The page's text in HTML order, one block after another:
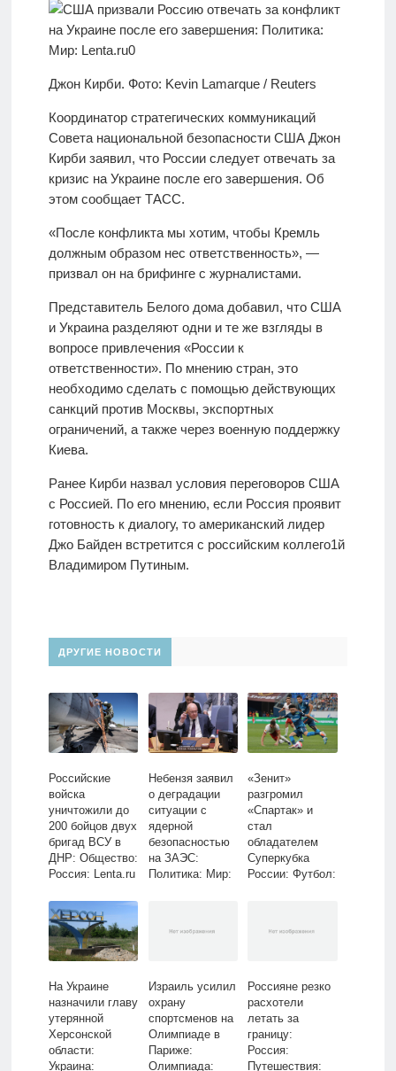
слабовидящих
Джон Кирби. Фото: Kevin Lamarque / Reuters
Координатор стратегических коммуникаций
Совета национальной безопасности США Джон
Кирби заявил, что России следует отвечать за
кризис на Украине после его завершения. Об
этом сообщает ТАСС.
«После конфликта мы хотим, чтобы Кремль
должным образом нес ответственность», —
призвал он на брифинге с журналистами.
Представитель Белого дома добавил, что США
и Украина разделяют одни и те же взгляды в
вопросе привлечения «России к
ответственности». По мнению стран, это
необходимо сделать с помощью действующих
санкций против Москвы, экспортных
ограничений, а также через военную поддержку
Киева.
Ранее Кирби назвал условия переговоров США
с Россией. По его мнению, если Россия проявит
готовность к диалогу, то американский лидер
Джо Байден встретится с российским коллего1й
Владимиром Путиным.
ДРУГИЕ НОВОСТИ
Российские
войска
уничтожили до
200 бойцов двух
бригад ВСУ в
ДНР: Общество:
Россия: Lenta.ru
Небензя заявил
о деградации
ситуации с
ядерной
безопасностью
на ЗАЭС:
Политика: Мир:
«Зенит»
разгромил
«Спартак» и
стал
обладателем
Суперкубка
России: Футбол:
На Украине
назначили главу
утерянной
Херсонской
области:
Украина:
Израиль усилил
охрану
спортсменов на
Олимпиаде в
Париже:
Олимпиада:
Россияне резко
расхотели
летать за
границу:
Россия:
Путешествия: